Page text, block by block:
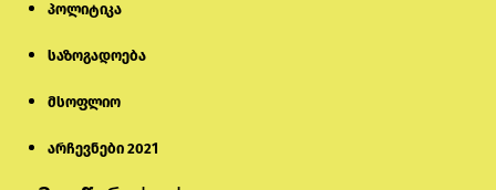
პოლიტიკა
საზოგადოება
მსოფლიო
არჩევნები 2021